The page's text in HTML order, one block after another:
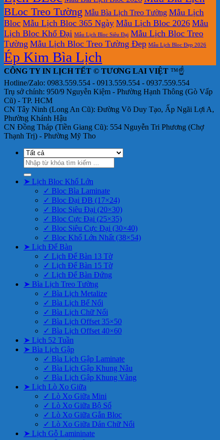
BLoc Treo Tường Mẫu Bìa Lịch Treo Tường Mẫu Lịch
Bloc Mẫu Lịch Bloc 365 Ngày Mẫu Lịch Bloc 2026 Mẫu
Lịch Bloc Khổ Đại Mẫu Lịch Bloc Siêu Đại Mẫu Lịch Bloc Treo
Tường Mẫu Lịch Bloc Treo Tường Đẹp Mẫu Lịch Bloc Đẹp 2026
Ép Kim Bìa Lịch
CÔNG TY IN LỊCH TẾT © TƯƠNG LAI VIỆT ™☝️
Hotline/Zalo: 0983.559.554 - 0913.559.554 - 0937.559.554
Trụ sở chính: 950/9 Nguyễn Kiệm - Phường Hạnh Thông (Gò Vấp
Cũ) - TP. HCM
CN Tây Ninh (Long An Cũ): Đường Võ Duy Tạo, Ấp Ngãi Lợi A,
Phường Khánh Hậu
CN Đồng Tháp (Tiền Giang Cũ): 554 Nguyễn Tri Phương (Chợ
Thạnh Trị) - Phường Mỹ Tho
Tìm
kiếm:
➤ Lịch Bloc Khổ Lớn
✓ Bloc Bìa Laminate
✓ Bloc Đại ĐB (17×24)
✓ Bloc Siêu Đại (20×30)
✓ Bloc Cực Đại (25×35)
✓ Bloc Siêu Cực Đại (30×40)
✓ Bloc Khổ Lớn Nhất (38×54)
➤ Lịch Để Bàn
✓ Lịch Để Bàn 13 Tờ
✓ Lịch Để Bàn 15 Tờ
✓ Lịch Để Bàn Đứng
➤ Bìa Lịch Treo Tường
✓ Bìa Lịch Metalize
✓ Bìa Lịch Bế Nổi
✓ Bìa Lịch Chữ Nổi
✓ Bìa Lịch Offset 35×50
✓ Bìa Lịch Offset 40×60
➤ Lịch 52 Tuần
➤ Bìa Lịch Gập
✓ Bìa Lịch Gập Laminate
✓ Bìa Lịch Gập Khung Nâu
✓ Bìa Lịch Gập Khung Vàng
➤ Lịch Lò Xo Giữa
✓ Lò Xo Giữa Mini
✓ Lò Xo Giữa Bộ Số
✓ Lò Xo Giữa Gắn Bloc
✓ Lò Xo Giữa Dán Chữ Nổi
➤ Lịch Gỗ Lamininate